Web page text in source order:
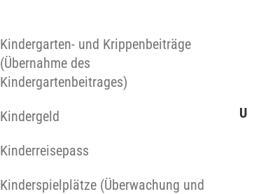
Kindergarten- und Krippenbeiträge
(Übernahme des
Kindergartenbeitrages)
Kindergeld
Kinderreisepass
Kinderspielplätze (Überwachung und
U